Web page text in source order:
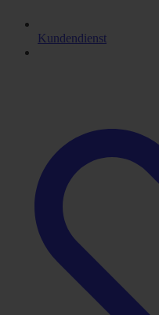
Kundendienst